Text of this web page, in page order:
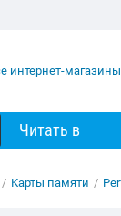
Читать в
/ Карты памяти /